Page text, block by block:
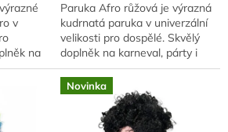
v
na
Paruka Afro růžová je výrazná
kudrnatá paruka v univerzální
velikosti pro dospělé. Skvělý
doplněk na karneval, párty i
tematické akce.
Novinka